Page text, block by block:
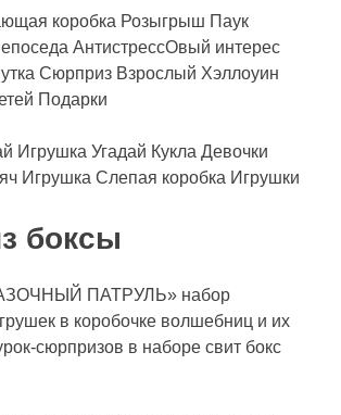
коробка Розыгрыш Паук
АнтистрессОвый интерес
Сюрприз Взрослый Хэллоуин
Подарки
Игрушка Угадай Кукла Девочки
Игрушка Слепая коробка Игрушки
боксы
ПАТРУЛЬ» набор
в коробочке волшебниц и их
сюрпризов в наборе свит бокс